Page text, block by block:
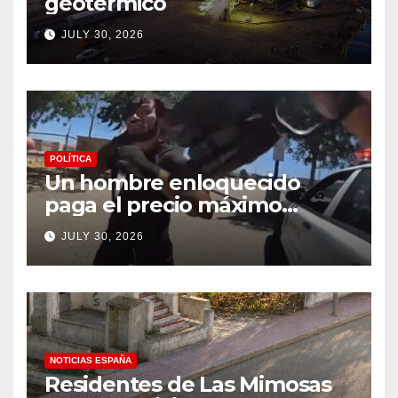
JULY 30, 2026
POLÍTICA
Un hombre enloquecido
paga el precio máximo
después de llevar un cuchillo
a un tiroteo con agentes del
condado de Los Ángeles
(VIDEO) * The Gateway
Pundit * por Cullen
Linebarger
JULY 30, 2026
NOTICIAS ESPAÑA
Residentes de Las Mimosas